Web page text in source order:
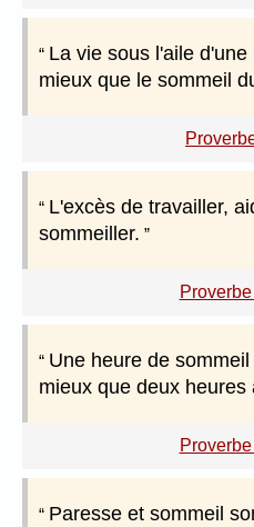
La vie sous l'aile
mieux que le sommeil
L'excès de travailler,
sommeiller.
Une heure de
mieux que deux heures
Paresse et sommeil